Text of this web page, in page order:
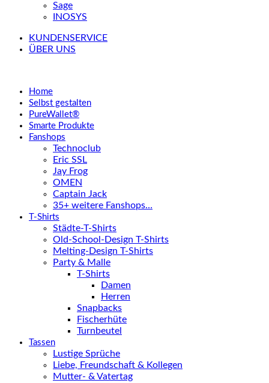
Sage
INOSYS
KUNDENSERVICE
ÜBER UNS
Home
Selbst gestalten
PureWallet®
Smarte Produkte
Fanshops
Technoclub
Eric SSL
Jay Frog
OMEN
Captain Jack
35+ weitere Fanshops…
T-Shirts
Städte-T-Shirts
Old-School-Design T-Shirts
Melting-Design T-Shirts
Party & Malle
T-Shirts
Damen
Herren
Snapbacks
Fischerhüte
Turnbeutel
Tassen
Lustige Sprüche
Liebe, Freundschaft & Kollegen
Mutter- & Vatertag